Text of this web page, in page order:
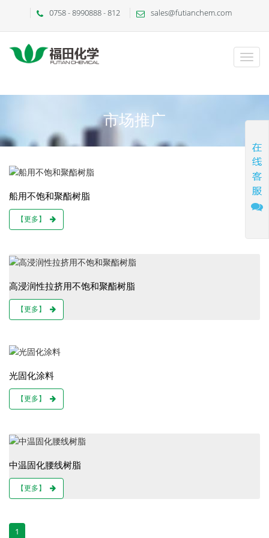
0758 - 8990888 - 812 sales@futianchem.com
市场推广
船用不饱和聚酯树脂
【更多】
高浸润性拉挤用不饱和聚酯树脂
【更多】
光固化涂料
【更多】
中温固化腰线树脂
【更多】
1